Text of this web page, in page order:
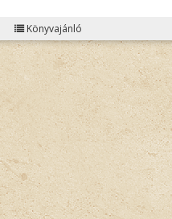
Könyvajánló